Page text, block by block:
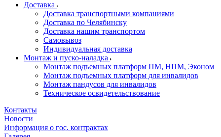
Доставка
Доставка транспортными компаниями
Доставка по Челябинску
Доставка нашим транспортом
Самовывоз
Индивидуальная доставка
Монтаж и пуско-наладка
Монтаж подъемных платформ ПМ, НПМ, Эконом
Монтаж подъемных платформ для инвалидов
Монтаж пандусов для инвалидов
Техническое освидетельствование
Контакты
Новости
Информация о гос. контрактах